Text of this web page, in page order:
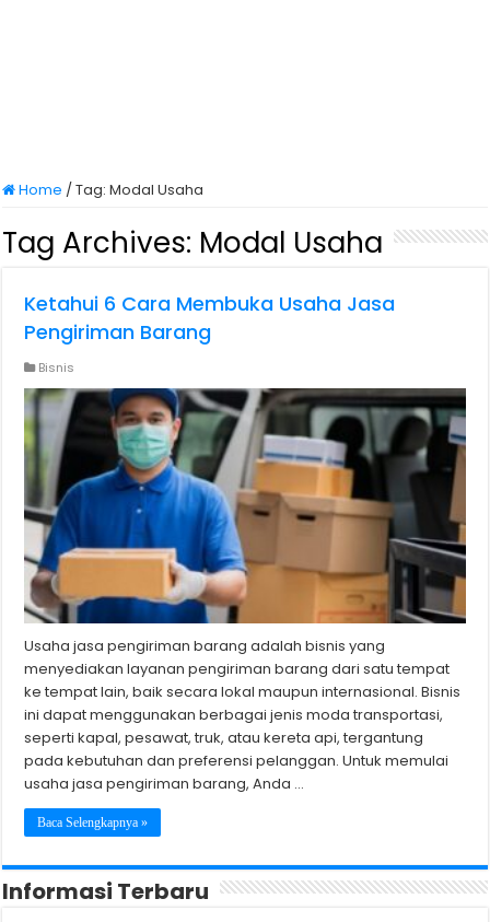
Home /Tag:Modal Usaha
Tag Archives: Modal Usaha
Ketahui 6 Cara Membuka Usaha Jasa
Pengiriman Barang
Bisnis
Usaha jasa pengiriman barang adalah bisnis yang
menyediakan layanan pengiriman barang dari satu tempat
ke tempat lain, baik secara lokal maupun internasional. Bisnis
ini dapat menggunakan berbagai jenis moda transportasi,
seperti kapal, pesawat, truk, atau kereta api, tergantung
pada kebutuhan dan preferensi pelanggan. Untuk memulai
usaha jasa pengiriman barang, Anda …
Baca Selengkapnya »
Informasi Terbaru